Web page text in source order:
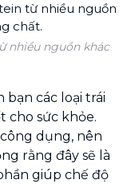
nhiều nguồn khác
bạn các loại trái
cho sức khỏe.
dụng, nên
rằng đây sẽ là
giúp chế độ